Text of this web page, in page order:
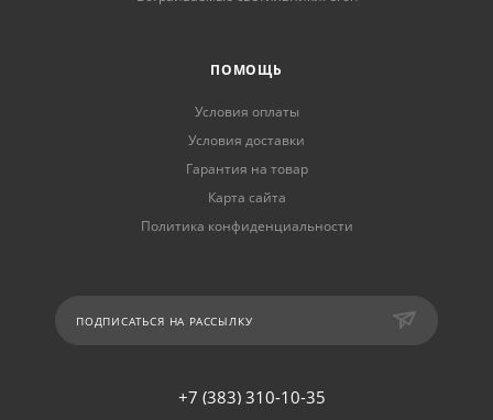
ПОМОЩЬ
Условия оплаты
Условия доставки
Гарантия на товар
Карта сайта
Политика конфиденциальности
ПОДПИСАТЬСЯ НА РАССЫЛКУ
+7 (383) 310-10-35